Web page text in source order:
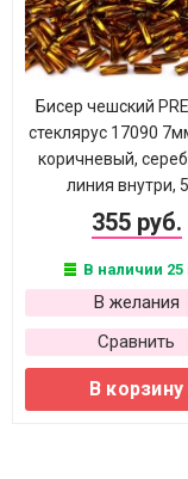
Бисер чешский
стеклярус 17090
коричневый,
линия внутри,
355 руб.
В наличии 25
В желания
Сравнить
В корзину